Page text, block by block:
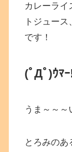
カレーライ
トジュー
です！
(ﾟДﾟ)ｳﾏ
うま～～～
とろみの